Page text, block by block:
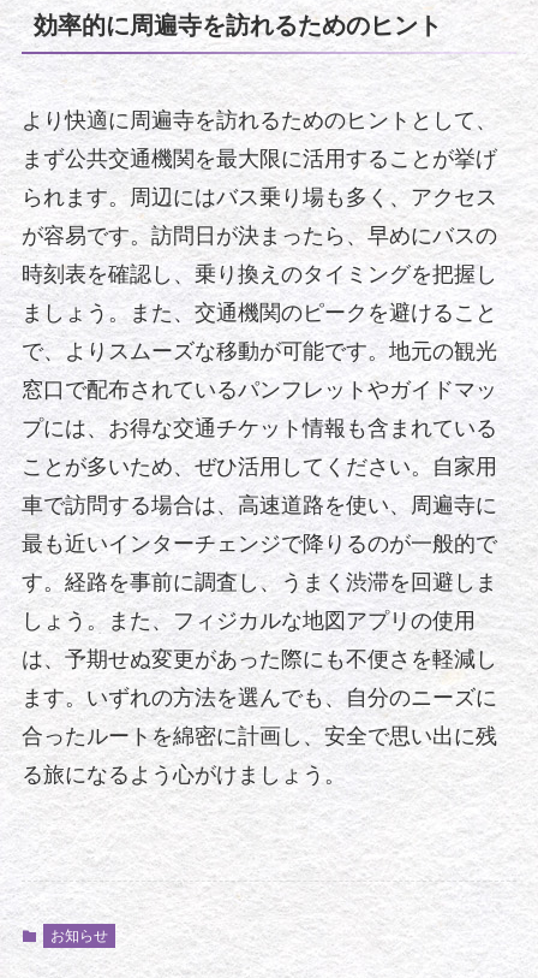
効率的に周遍寺を訪れるためのヒント
より快適に周遍寺を訪れるためのヒントとして、
まず公共交通機関を最大限に活用することが挙げ
られます。周辺にはバス乗り場も多く、アクセス
が容易です。訪問日が決まったら、早めにバスの
時刻表を確認し、乗り換えのタイミングを把握し
ましょう。また、交通機関のピークを避けること
で、よりスムーズな移動が可能です。地元の観光
窓口で配布されているパンフレットやガイドマッ
プには、お得な交通チケット情報も含まれている
ことが多いため、ぜひ活用してください。自家用
車で訪問する場合は、高速道路を使い、周遍寺に
最も近いインターチェンジで降りるのが一般的で
す。経路を事前に調査し、うまく渋滞を回避しま
しょう。また、フィジカルな地図アプリの使用
は、予期せぬ変更があった際にも不便さを軽減し
ます。いずれの方法を選んでも、自分のニーズに
合ったルートを綿密に計画し、安全で思い出に残
る旅になるよう心がけましょう。
お知らせ